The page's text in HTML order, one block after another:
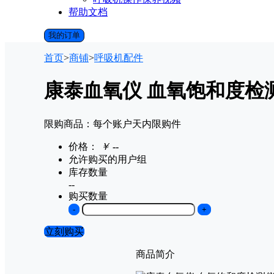
帮助文档
我的订单
首页>商铺>呼吸机配件
康泰血氧仪 血氧饱和度检
限购商品：每个账户天内限购件
价格： ￥ --
允许购买的用户组
库存数量
--
购买数量
- +
立刻购买
商品简介